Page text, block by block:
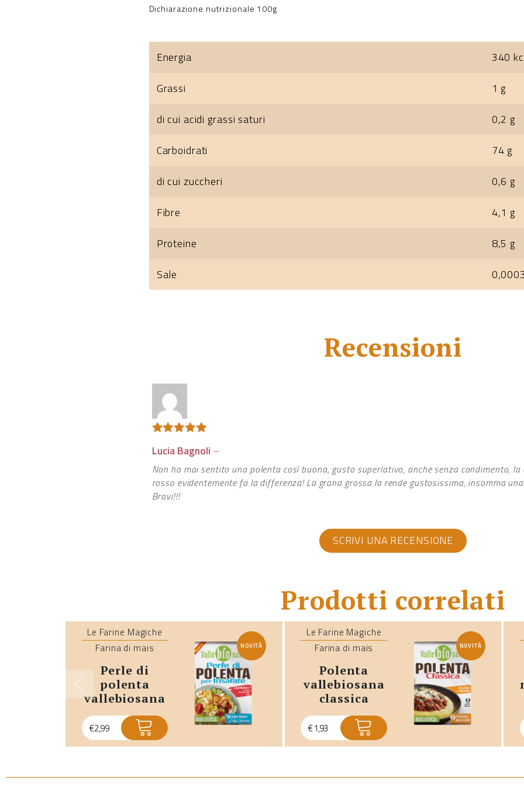
Dichiarazione nutrizionale 100g
Energia
340
Grassi
1 g
di cui acidi grassi saturi
0,2 g
Carboidrati
74 g
di cui zuccheri
0,6 g
Fibre
4,1 g
Proteine
8,5 g
Sale
Recensioni
su 5
Lucia Bagnoli –
Non ho mai sentito una polenta così buona, gusto superlativo, anche senza condimento,
rosso evidentemente fa la differenza! La grana grossa la rende gustosissima, insomma
Bravi!!!
SCRIVI UNA RECENSIONE
Prodotti correlati
Le Farine Magiche
Farina di mais
perle di
polenta
vallebiosana
€2,99
NOVITÀ
Le Farine Magiche
Farina di mais
polenta
vallebiosana
classica
€1,93
NOVITÀ